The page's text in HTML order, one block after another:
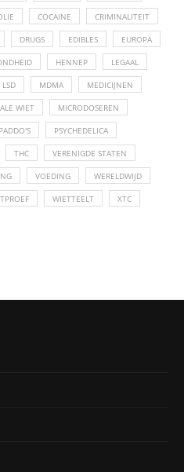
COCAINE CRIMINALITEIT
DRUGS EDIBLES EUROPA
HENNEP LEGAAL
LSD MDMA MEDICIJNEN
WIET MICRODOSEREN
PADDO'S PSYCHEDELICA
THC VERENIGDE STATEN
VOEDING WERELDWIJD
WIETTEELT XTC